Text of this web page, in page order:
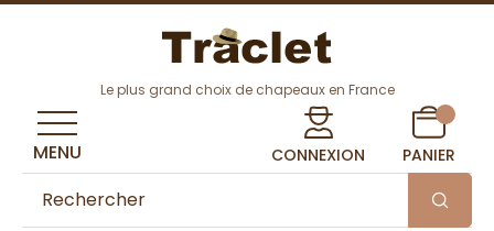
Le plus grand choix de chapeaux en France
CONNEXION PANIER
MENU